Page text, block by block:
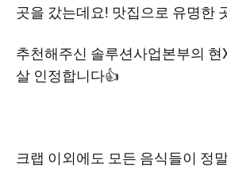
곳을 갔는데요! 맛집으로 유명한
추천해주신 솔루션사업본부의 현
살 인정합니다👍
크랩 이외에도 모든 음식들이 정